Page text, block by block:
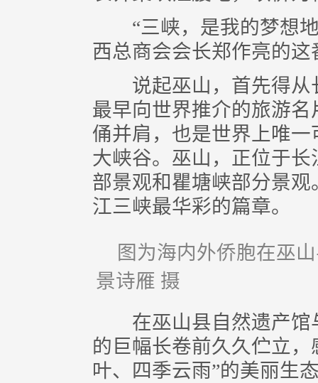
“三峡，是我的梦想地
西总商会会长郑作亮的
说起巫山，首先得从
最早向世界推介的旅游
俑并肩，也是世界上唯
大峡谷。巫山，正位于
部景观和瞿塘峡部分景
江三峡最华彩的篇章。
图为海内外侨胞在巫
景诗雁 摄
在巫山县自然遗产馆
的巨幅长卷前久久伫立
叶、四季云雨”的美丽生